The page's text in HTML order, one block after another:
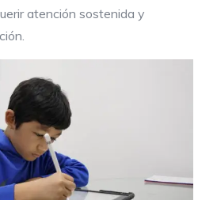
atención sostenida y